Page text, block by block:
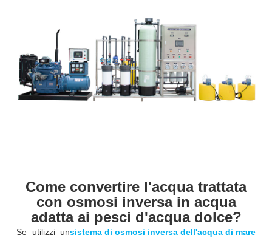
Come convertire l'acqua trattata
con osmosi inversa in acqua
adatta ai pesci d'acqua dolce?
Se utilizzi unsistema di osmosi inversa dell'acqua di mare